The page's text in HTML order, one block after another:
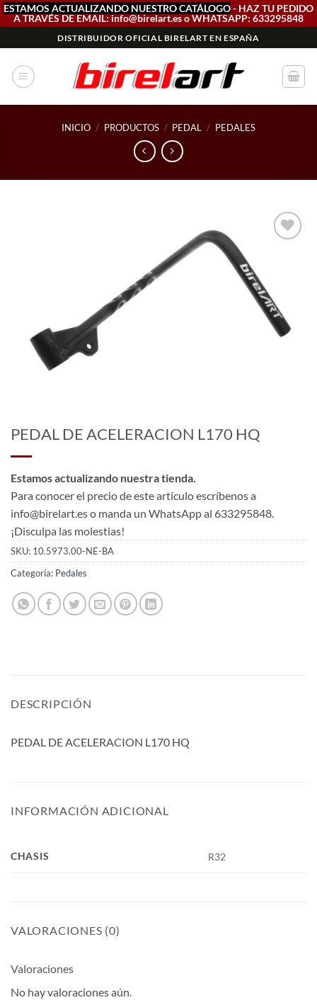
ESTAMOS ACTUALIZANDO NUESTRO CATÁLOGO- HAZ TU PEDIDO
A TRAVÉS DE EMAIL: info@birelart.es o WHATSAPP: 633295848
al
contenido
DISTRIBUIDOR OFICIAL BIRELART EN ESPAÑA
INICIO / PRODUCTOS / PEDAL / PEDALES
PEDAL DE ACELERACION L170 HQ
Estamos actualizando nuestra tienda.
Para conocer el precio de este artículo escríbenos a
info@birelart.es o manda un WhatsApp al 633295848.
¡Disculpa las molestias!
SKU: 10.5973.00-NE-BA
Categoría: Pedales
DESCRIPCIÓN
PEDAL DE ACELERACION L170 HQ
INFORMACIÓN ADICIONAL
CHASIS R32
VALORACIONES (0)
Valoraciones
No hay valoraciones aún.